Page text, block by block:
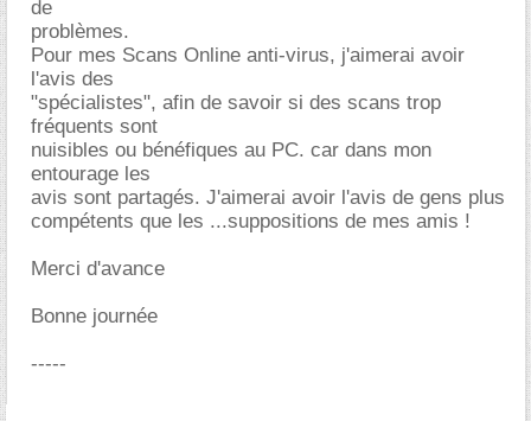
de
problèmes.
Pour mes Scans Online anti-virus, j'aimerai avoir
l'avis des
"spécialistes", afin de savoir si des scans trop
fréquents sont
nuisibles ou bénéfiques au PC. car dans mon
entourage les
avis sont partagés. J'aimerai avoir l'avis de gens plus
compétents que les ...suppositions de mes amis !
Merci d'avance
Bonne journée
-----